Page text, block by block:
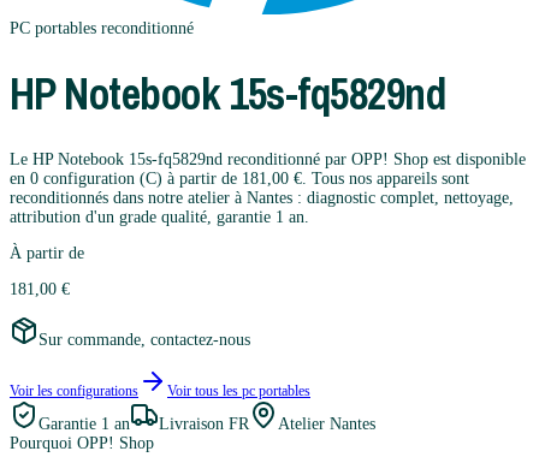
PC portables reconditionné
HPNotebook 15s-fq5829nd
Le HP Notebook 15s-fq5829nd reconditionné par OPP! Shop est disponible
en 0 configuration (C) à partir de 181,00 €. Tous nos appareils sont
reconditionnés dans notre atelier à Nantes : diagnostic complet, nettoyage,
attribution d'un grade qualité, garantie 1 an.
À partir de
181,00 €
Sur commande, contactez-nous
Voir les configurations Voir tous les pc portables
Garantie 1 an Livraison FR
Atelier Nantes
Pourquoi OPP! Shop